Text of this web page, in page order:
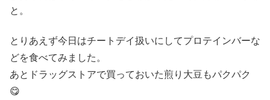
と。
とりあえず今日はチートデイ扱いにしてプロテインバーな
どを食べてみました。
あとドラッグストアで買っておいた煎り大豆もパクパク
😋